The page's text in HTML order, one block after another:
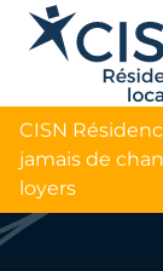
CISN
jamais de
loyers